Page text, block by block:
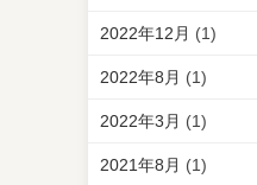
2022年12月 (1)
2022年8月 (1)
2022年3月 (1)
2021年8月 (1)